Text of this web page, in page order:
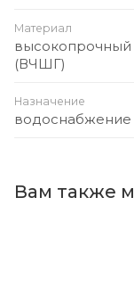
Материал
(ВЧШГ)
Назначение
водоснабжение
Вам также